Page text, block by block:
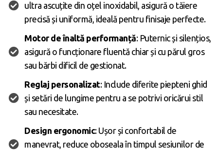
ultra ascuțite din oțel inoxidabil, asigură o tăiere
precisă și uniformă, ideală pentru finisaje perfecte.
Motor de înaltă performanță: Puternic și silențios,
asigură o funcționare fluentă chiar și cu părul gros
sau bărbi dificil de gestionat.
Reglaj personalizat: Include diferite piepteni ghid
și setări de lungime pentru a se potrivi oricărui stil
sau necesitate.
Design ergonomic: Ușor și confortabil de
manevrat, reduce oboseala în timpul sesiunilor de